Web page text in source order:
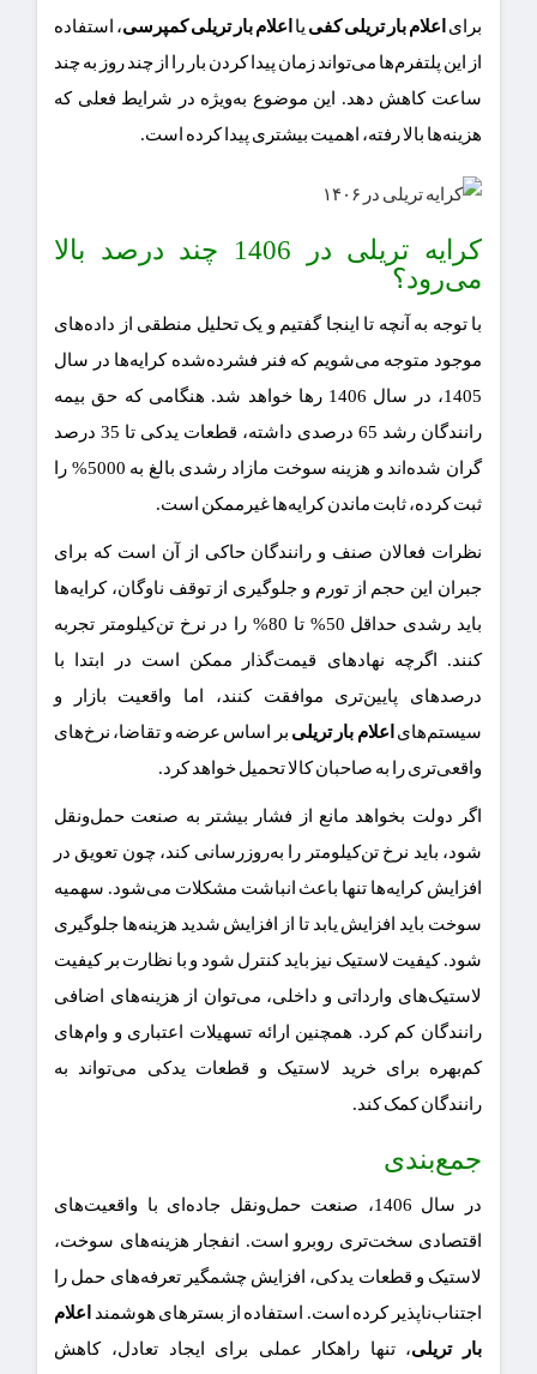
برای اعلام بار تریلی کفی یا اعلام بار تریلی کمپرسی، استفاده
از این پلتفرم‌ها می‌تواند زمان پیدا کردن بار را از چند روز به چند
ساعت کاهش دهد. این موضوع به‌ویژه در شرایط فعلی که
هزینه‌ها بالا رفته، اهمیت بیشتری پیدا کرده است.
کرایه تریلی در 1406 چند درصد بالا
می‌رود؟
با توجه به آنچه تا اینجا گفتیم و یک تحلیل منطقی از داده‌های
موجود متوجه می‌شویم که فنر فشرده‌شده کرایه‌ها در سال
1405، در سال 1406 رها خواهد شد. هنگامی که حق بیمه
رانندگان رشد 65 درصدی داشته، قطعات یدکی تا 35 درصد
گران شده‌اند و هزینه سوخت مازاد رشدی بالغ به 5000% را
ثبت کرده، ثابت ماندن کرایه‌ها غیرممکن است.
نظرات فعالان صنف و رانندگان حاکی از آن است که برای
جبران این حجم از تورم و جلوگیری از توقف ناوگان، کرایه‌ها
باید رشدی حداقل 50% تا 80% را در نرخ تن‌کیلومتر تجربه
کنند. اگرچه نهادهای قیمت‌گذار ممکن است در ابتدا با
درصدهای پایین‌تری موافقت کنند، اما واقعیت بازار و
سیستم‌های اعلام بار تریلی بر اساس عرضه و تقاضا، نرخ‌های
واقعی‌تری را به صاحبان کالا تحمیل خواهد کرد.
اگر دولت بخواهد مانع از فشار بیشتر به صنعت حمل‌ونقل
شود، باید نرخ تن‌کیلومتر را به‌روزرسانی کند، چون تعویق در
افزایش کرایه‌ها تنها باعث انباشت مشکلات می‌شود. سهمیه
سوخت باید افزایش یابد تا از افزایش شدید هزینه‌ها جلوگیری
شود. کیفیت لاستیک نیز باید کنترل شود و با نظارت بر کیفیت
لاستیک‌های وارداتی و داخلی، می‌توان از هزینه‌های اضافی
رانندگان کم کرد. همچنین ارائه تسهیلات اعتباری و وام‌های
کم‌بهره برای خرید لاستیک و قطعات یدکی می‌تواند به
رانندگان کمک کند.
جمع‌بندی
در سال 1406، صنعت حمل‌ونقل جاده‌ای با واقعیت‌های
اقتصادی سخت‌تری روبرو است. انفجار هزینه‌های سوخت،
لاستیک و قطعات یدکی، افزایش چشمگیر تعرفه‌های حمل را
اجتناب‌ناپذیر کرده است. استفاده از بسترهای هوشمند اعلام
بار تریلی، تنها راهکار عملی برای ایجاد تعادل، کاهش